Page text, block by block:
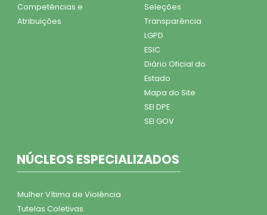
Competências e
Atribuições
Seleções
Transparência
LGPD
ESIC
Diário Oficial do
Estado
Mapa do Site
SEI DPE
SEI GOV
NÚCLEOS ESPECIALIZADOS
Mulher Vítima de Violência
Tutelas Coletivas